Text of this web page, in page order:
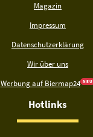
Magazin
Impressum
Datenschutzerklärung
Wir über uns
Werbung auf Biermap24 N E U
Hotlinks